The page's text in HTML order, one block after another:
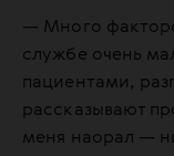
— Много
службе очень
пациентами,
рассказывают
меня наорал —